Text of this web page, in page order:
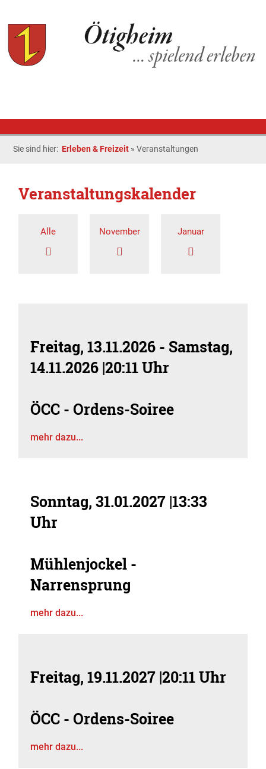
Sie sind hier: Erleben & Freizeit »Veranstaltungen
Veranstaltungskalender
Alle November Januar
Freitag, 13.11.2026 - Samstag,
14.11.2026 |20:11 Uhr
ÖCC - Ordens-Soiree
mehr dazu...
Sonntag, 31.01.2027 |13:33
Uhr
Mühlenjockel -
Narrensprung
mehr dazu...
Freitag, 19.11.2027 |20:11 Uhr
ÖCC - Ordens-Soiree
mehr dazu...